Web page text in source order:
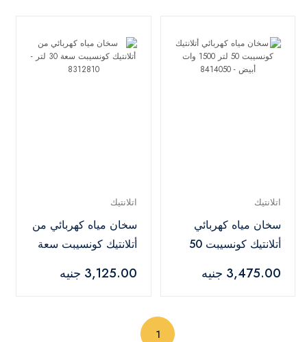
اتلانتيك
سخان مياه كهربائي
أتلانتيك كونسيبت 50
8414050
3,475.00 جنيه
اتلانتيك
سخان مياه كهربائي من
أتلانتيك كونسيبت سعة
3,125.00 جنيه
1